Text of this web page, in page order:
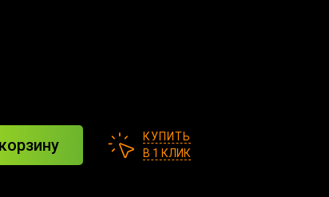
КУПИТЬ
В 1 КЛИК